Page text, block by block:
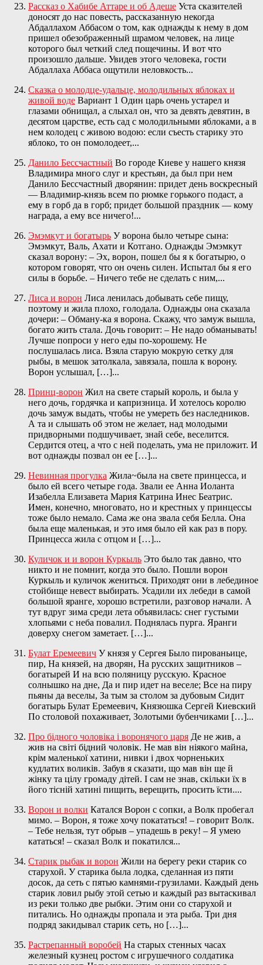
Рассказ о Хабибе Аттаре и об Адеше Уста сказителей
доносят до нас повесть, рассказанную некогда
Абдаллахом Аббасом о том, как однажды к нему в дом
пришел обезображенный шрамом человек, на лице
которого был четкий след пощечины. И вот что
произошло дальше. Увидев этого человека, гости
Абдаллаха Аббаса ощутили неловкость...
Сказка о молодце-удальце, молодильных яблоках и
живой воде Вариант 1 Один царь очень устарел и
глазами обнищал, а слыхал он, что за девять девятин, в
десятом царстве, есть сад с молодильными яблоками, а в
нем колодец с живою водою: если съесть старику это
яблоко, то он помолодеет,...
Данило Бессчастный Во городе Киеве у нашего князя
Владимира много слуг и крестьян, да был при нем
Данило Бессчастный дворянин: придет день воскресный
— Владимир-князь всем по рюмке горького подаст, а
ему в горб да в горб; придет большой праздник — кому
награда, а ему все ничего!...
Эмэмкут и богатырь У ворона было четыре сына:
Эмэмкут, Валь, Ахати и Котгано. Однажды Эмэмкут
сказал ворону: – Эх, ворон, пошел бы я к богатырю, о
котором говорят, что он очень силен. Испытал бы я его
силы в борьбе. – Ничего тебе не сделать с ним,...
Лиса и ворон Лиса ленилась добывать себе пищу,
поэтому и жила плохо, голодала. Однажды она сказала
дочери: – Обману-ка я ворона. Скажу, что замуж вышла,
богато жить стала. Дочь говорит: – Не надо обманывать!
Лучше попроси у него еды по-хорошему. Не
послушалась лиса. Взяла старую мокрую сетку для
рыбы, в мешок затолкала, завязала, пошла к ворону.
Ворон услышал, […]...
Принц-ворон Жил на свете старый король, и была у
него дочь, гордячка и капризница. И хотелось королю
дочь замуж выдать, чтобы не умереть без наследников.
А та и слышать об этом не желает, над молодыми
придворными подшучивает, знай себе, веселится.
Сердится отец, а что с ней поделать, ума не приложит. И
вот однажды позвал он ее […]...
Невинная прогулка Жила~была на свете принцесса, и
было ей всего четыре года. Звали ее Анна Иоланта
Изабелла Елизавета Мария Катрина Инес Беатрис.
Имен, конечно, многовато, но и крестных у принцессы
тоже было немало. Сама же она звала себя Белла. Она
была еще маленькая, и это имя было ей как раз в пору.
Принцесса жила с отцом и […]...
Куличок и и ворон Куркыль Это было так давно, что
никто и не помнит, когда это было. Пошли ворон
Куркыль и куличок жениться. Приходят они в лебединое
стойбище невест выбирать. Усадили их лебеди в самой
большой яранге, хорошо встретили, разговор начали. А
тут вдруг зима среди лета объявилась: снег густыми
хлопьями с неба повалил. Поднялась пурга. Яранги
доверху снегом заметает. […]...
Булат Еремеевич У князя у Сергея Было пированьице,
пир, На князей, на дворян, На русских защитников –
богатырей И на всю поляницу русскую. Красное
солнышко на дне, Да и пир идет на веселе; Все на пиру
пьяны да веселы, За тым за столом за дубовым Сидит
богатырь Булат Еремеевич, Князюшка Сергей Киевский
По столовой похаживает, Золотыми бубенчиками […]...
Про бідного чоловіка і воронячого царя Де не жив, а
жив на світі бідний чоловік. Не мав він ніякого майна,
крім маленької хатини, нивки і двох чорненьких
кудлатих воликів. Забув я сказати, що мав він ще й
жінку та цілу громаду дітей. І сам не знав, скільки їх в
його тісній хатині пищить, верещить, просить їсти....
Ворон и волки Катался Ворон с сопки, а Волк пробегал
мимо. – Ворон, я тоже хочу покататься! – говорит Волк.
– Тебе нельзя, тут обрыв – упадешь в реку! – Я умею
кататься! – сказал Волк и покатился...
Старик рыбак и ворон Жили на берегу реки старик со
старухой. У старика была лодка, сделанная из пяти
досок, да сеть с пятью камнями-грузилами. Каждый день
старик ловил рыбу этой сетью и каждый раз вытаскивал
из реки только две рыбки. Этим они со старухой и
питались. Но однажды пропала и эта рыба. Три дня
подряд закидывал старик сеть, но […]...
Растрепанный воробей На старых стенных часах
железный кузнец ростом с игрушечного солдатика